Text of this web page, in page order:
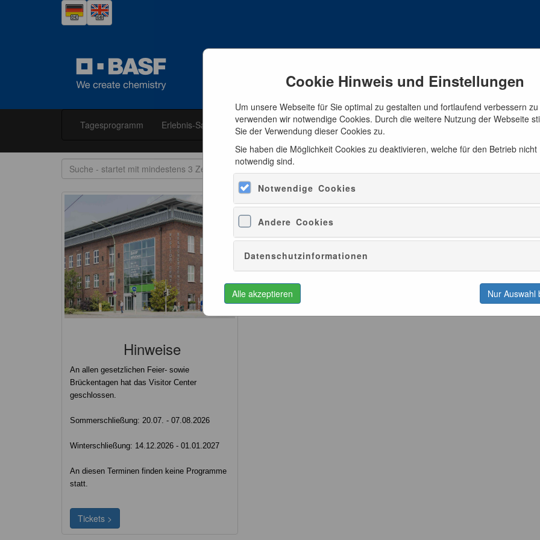
Cookie Hinweis und Einstellungen
Um unsere Webseite für Sie optimal zu gestalten und fortlaufend verbessern
verwenden wir notwendige Cookies. Durch die weitere Nutzung der Webseite
Sie der Verwendung dieser Cookies zu.
Sie haben die Möglichkeit Cookies zu deaktivieren, welche für den Betrieb nicht
notwendig sind.
Notwendige Cookies
Andere Cookies
Datenschutzinformationen
Alle akzeptieren Nur Auswahl
Tagesprogramm Erlebnis-Samstage BASF by Night Hinweise Schließungen Visitor Center
Hinweise
An allen gesetzlichen Feier- sowie
Brückentagen hat das Visitor Center
geschlossen.
Sommerschließung: 20.07. - 07.08.2026
Winterschließung: 14.12.2026 - 01.01.2027
An diesen Terminen finden keine Programme
statt.
Tickets >